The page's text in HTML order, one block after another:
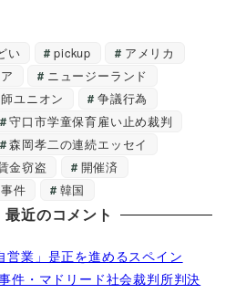
い pickup
アメリカ
ニュージーランド
ユニオン
争議行為
守口市学童保育雇い止め裁判
森岡孝二の連続エッセイ
金窃盗
開催済
件
韓国
最近のコメント
営業」是正を進めるスペイン
件・マドリード社会裁判所判決